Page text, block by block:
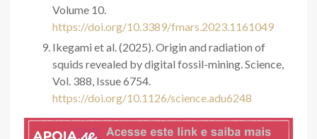
Volume 10.
https://doi.org/10.3389/fmars.2023.1161049
Ikegami et al. (2025). Origin and radiation of
squids revealed by digital fossil-mining. Science,
Vol. 388, Issue 6754.
https://doi.org/10.1126/science.adu6248